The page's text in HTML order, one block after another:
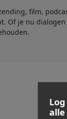
film,
Of je nu